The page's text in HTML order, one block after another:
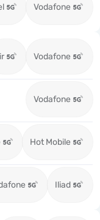
Vodafone
Vodafone
Vodafone
Hot Mobile
Iliad